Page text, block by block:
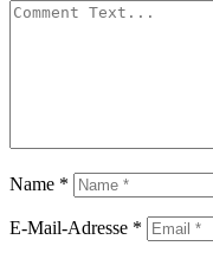
Name *
E-Mail-Adresse *